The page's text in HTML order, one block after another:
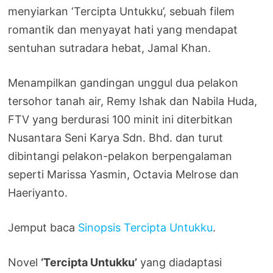
menyiarkan ‘Tercipta Untukku’, sebuah filem
romantik dan menyayat hati yang mendapat
sentuhan sutradara hebat, Jamal Khan.
Menampilkan gandingan unggul dua pelakon
tersohor tanah air, Remy Ishak dan Nabila Huda,
FTV yang berdurasi 100 minit ini diterbitkan
Nusantara Seni Karya Sdn. Bhd. dan turut
dibintangi pelakon-pelakon berpengalaman
seperti Marissa Yasmin, Octavia Melrose dan
Haeriyanto.
Jemput baca Sinopsis Tercipta Untukku.
Novel ‘Tercipta Untukku’ yang diadaptasi